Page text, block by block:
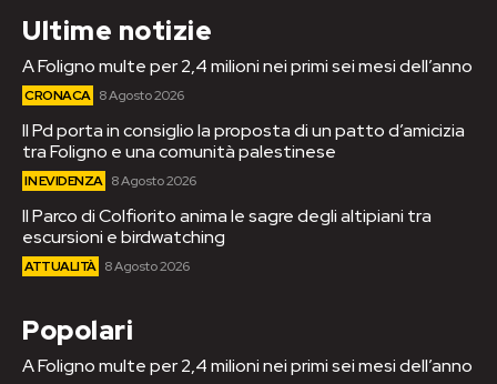
Ultime notizie
A Foligno multe per 2,4 milioni nei primi sei mesi dell’anno
CRONACA 8 Agosto 2026
Il Pd porta in consiglio la proposta di un patto d’amicizia
tra Foligno e una comunità palestinese
IN EVIDENZA 8 Agosto 2026
Il Parco di Colfiorito anima le sagre degli altipiani tra
escursioni e birdwatching
ATTUALITÀ 8 Agosto 2026
Popolari
A Foligno multe per 2,4 milioni nei primi sei mesi dell’anno